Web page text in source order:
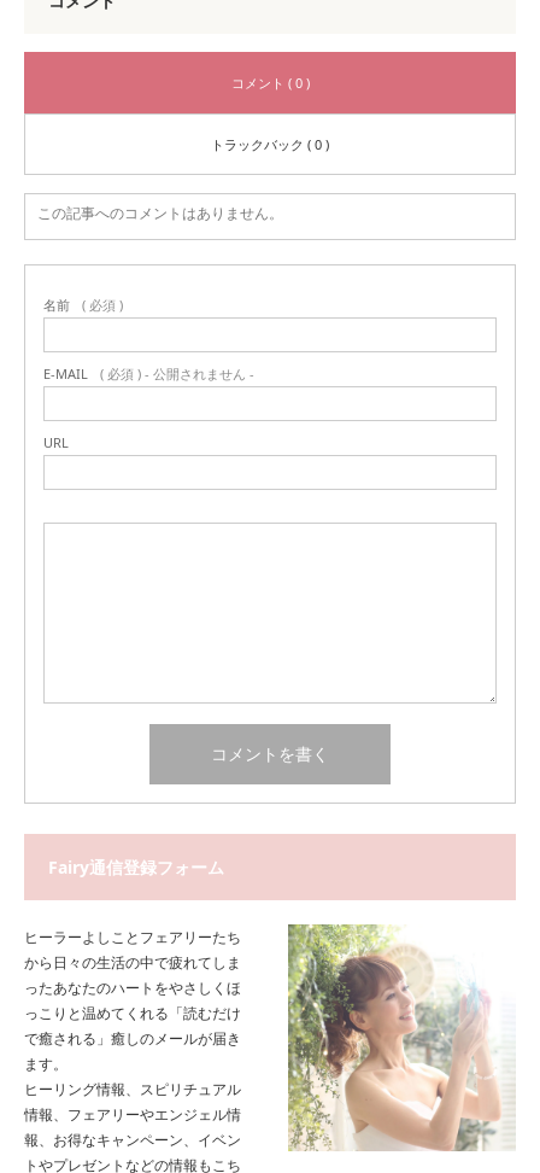
コメント ( 0 )
トラックバック ( 0 )
この記事へのコメントはありません。
名前 ( 必須 )
E-MAIL ( 必須 ) - 公開されません -
URL
Fairy通信登録フォーム
ヒーラーよしことフェアリーたち
から日々の生活の中で疲れてしま
ったあなたのハートをやさしくほ
っこりと温めてくれる「読むだけ
で癒される」癒しのメールが届き
ます。
ヒーリング情報、スピリチュアル
情報、フェアリーやエンジェル情
報、お得なキャンペーン、イベン
トやプレゼントなどの情報もこち